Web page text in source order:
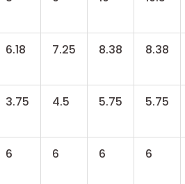
6.18 7.25 8.38 8.38
3.75 4.5 5.75 5.75
6 6 6 6